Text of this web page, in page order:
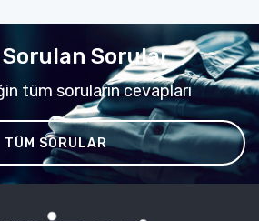
Sorulan Sorular
tüm soruların cevapları
TÜM SORULAR